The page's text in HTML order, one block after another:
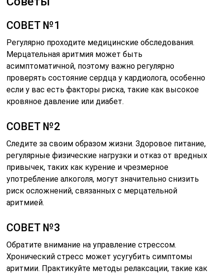
СОВЕТ №1
Регулярно проходите медицинские обследования.
Мерцательная аритмия может быть
асимптоматичной, поэтому важно регулярно
проверять состояние сердца у кардиолога, особенно
если у вас есть факторы риска, такие как высокое
кровяное давление или диабет.
СОВЕТ №2
Следите за своим образом жизни. Здоровое питание,
регулярные физические нагрузки и отказ от вредных
привычек, таких как курение и чрезмерное
употребление алкоголя, могут значительно снизить
риск осложнений, связанных с мерцательной
аритмией.
СОВЕТ №3
Обратите внимание на управление стрессом.
Хронический стресс может усугубить симптомы
аритмии. Практикуйте методы релаксации, такие как